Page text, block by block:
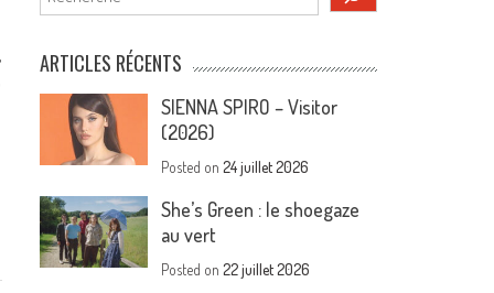
ARTICLES RÉCENTS
SIENNA SPIRO – Visitor
(2026)
Posted on24 juillet 2026
She’s Green : le shoegaze
au vert
Posted on22 juillet 2026